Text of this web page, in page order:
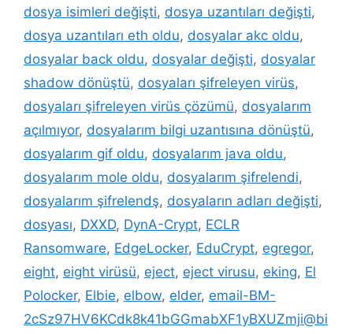
dosya isimleri değişti, dosya uzantıları değişti,
dosya uzantıları eth oldu, dosyalar akc oldu,
dosyalar back oldu, dosyalar değişti, dosyalar
shadow dönüştü, dosyaları şifreleyen virüs,
dosyaları şifreleyen virüs çözümü, dosyalarım
açılmıyor, dosyalarım bilgi uzantısına dönüştü,
dosyalarım gif oldu, dosyalarım java oldu,
dosyalarım mole oldu, dosyalarım şifrelendi,
dosyalarım şifrelendş, dosyaların adları değişti,
dosyası, DXXD, DynA-Crypt, ECLR
Ransomware, EdgeLocker, EduCrypt, egregor,
eight, eight virüsü, eject, eject virusu, eking, El
Polocker, Elbie, elbow, elder, email-BM-
2cSz97HV6KCdk8k41bGGmabXF1yBXUZmji@bi